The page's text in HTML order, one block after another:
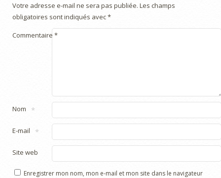
Votre adresse e-mail ne sera pas publiée. Les champs
obligatoires sont indiqués avec*
Commentaire *
Nom *
E-mail *
Site web
Enregistrer mon nom, mon e-mail et mon site dans le navigateur